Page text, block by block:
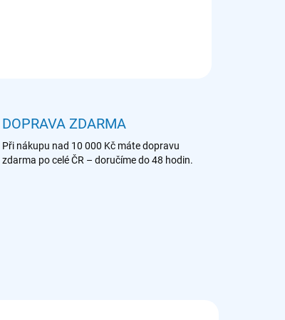
DOPRAVA ZDARMA
Při nákupu nad 10 000 Kč máte dopravu
zdarma po celé ČR – doručíme do 48 hodin.